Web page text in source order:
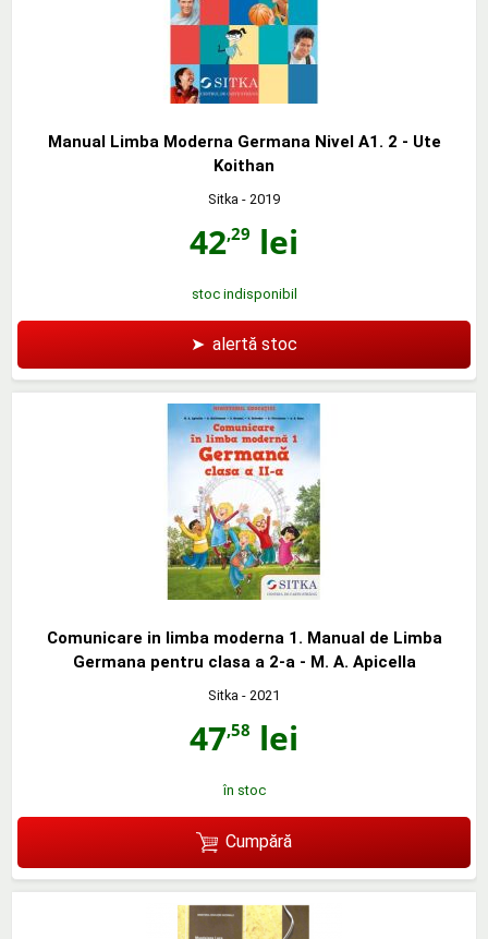
Manual Limba Moderna Germana Nivel A1. 2 - Ute
Koithan
Sitka - 2019
42,29 lei
stoc indisponibil
➤ alertă stoc
Comunicare in limba moderna 1. Manual de Limba
Germana pentru clasa a 2-a - M. A. Apicella
Sitka - 2021
47,58 lei
în stoc
Cumpără